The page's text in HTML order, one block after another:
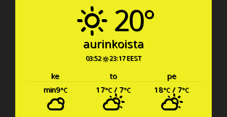
20°
aurinkoista
03:52 23:17 EEST
ke to
pe
min9°C 17°C / 7°C 18°C / 7°C